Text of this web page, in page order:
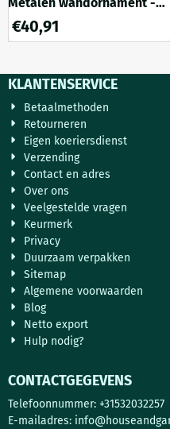
Metalen wandornament -
levensboom met vogels -
rustiek
€40,91
KLANTENSERVICE
Betaalmethoden
Retourneren
Eigen koeriersdienst
Verzending
Contact en adres
Over ons
Veelgestelde vragen
Keurmerk
Privacy
Duurzaam verpakken
Sitemap
Algemene voorwaarden
Blog
Netto export
Hulp nodig?
CONTACTGEGEVENS
Telefoonnummer: +31532032257
E-mailadres: